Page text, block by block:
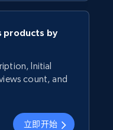
products by
Initial
count, and
立即开始